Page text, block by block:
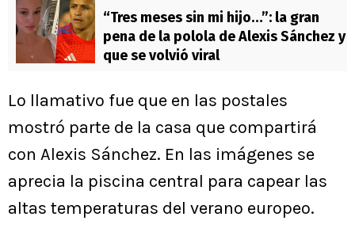
“Tres meses sin mi hijo…”: la gran
pena de la polola de Alexis Sánchez y
que se volvió viral
Lo llamativo fue que en las postales
mostró parte de la casa que compartirá
con Alexis Sánchez. En las imágenes se
aprecia la piscina central para capear las
altas temperaturas del verano europeo.